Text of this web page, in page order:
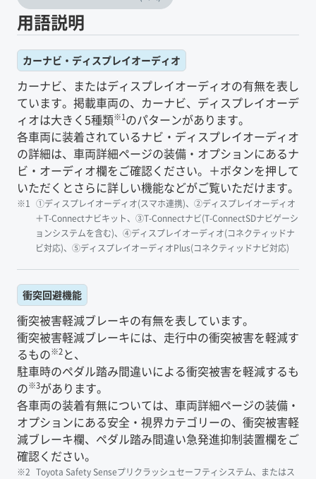
用語説明
カーナビ・ディスプレイオーディオ
カーナビ、またはディスプレイオーディオの有無を表し
ています。掲載車両の、カーナビ、ディスプレイオーデ
ィオは大きく5種類※1のパターンがあります。
各車両に装着されているナビ・ディスプレイオーディオ
の詳細は、車両詳細ページの装備・オプションにあるナ
ビ・オーディオ欄をご確認ください。＋ボタンを押して
いただくとさらに詳しい機能などがご覧いただけます。
①ディスプレイオーディオ(スマホ連携)、②ディスプレイオーディオ
＋T-Connectナビキット、③T-Connectナビ(T-ConnectSDナビゲーシ
ョンシステムを含む)、④ディスプレイオーディオ(コネクティッドナ
ビ対応)、⑤ディスプレイオーディオPlus(コネクティッドナビ対応)
衝突回避機能
衝突被害軽減ブレーキの有無を表しています。
衝突被害軽減ブレーキには、走行中の衝突被害を軽減す
るもの※2と、
駐車時のペダル踏み間違いによる衝突被害を軽減するも
の※3があります。
各車両の装着有無については、車両詳細ページの装備・
オプションにある安全・視界カテゴリーの、衝突被害軽
減ブレーキ欄、ペダル踏み間違い急発進抑制装置欄をご
確認ください。
Toyota Safety Senseプリクラッシュセーフティシステム、またはス